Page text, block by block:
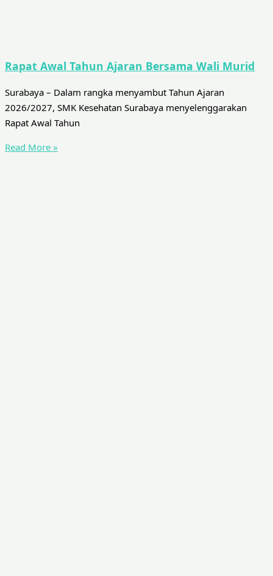
Rapat Awal Tahun Ajaran Bersama Wali Murid
Surabaya – Dalam rangka menyambut Tahun Ajaran
2026/2027, SMK Kesehatan Surabaya menyelenggarakan
Rapat Awal Tahun
Read More »